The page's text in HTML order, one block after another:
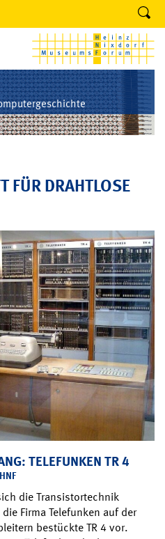
FÜR DRAHTLOSE
TELEFUNKEN TR 4
HNF
die Transistortechnik
Firma Telefunken auf der
bestückte TR 4 vor.